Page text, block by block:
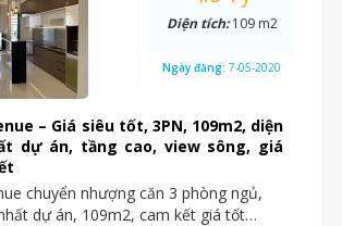
– Giá siêu tốt, 3PN, 109m2, diện
dự án, tầng cao, view sông, giá
chuyển nhượng căn 3 phòng ngủ,
dự án, 109m2, cam kết giá tốt…
Diện tích:109 m2
Ngày đăng: 7-05-2020